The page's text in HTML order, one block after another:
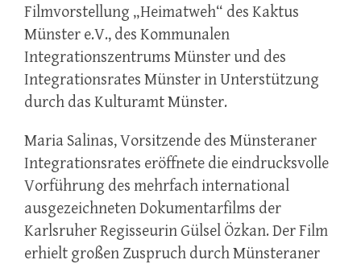
Filmvorstellung „Heimatweh“ des Kaktus
Münster e.V., des Kommunalen
Integrationszentrums Münster und des
Integrationsrates Münster in Unterstützung
durch das Kulturamt Münster.
Maria Salinas, Vorsitzende des Münsteraner
Integrationsrates eröffnete die eindrucksvolle
Vorführung des mehrfach international
ausgezeichneten Dokumentarfilms der
Karlsruher Regisseurin Gülsel Özkan. Der Film
erhielt großen Zuspruch durch Münsteraner